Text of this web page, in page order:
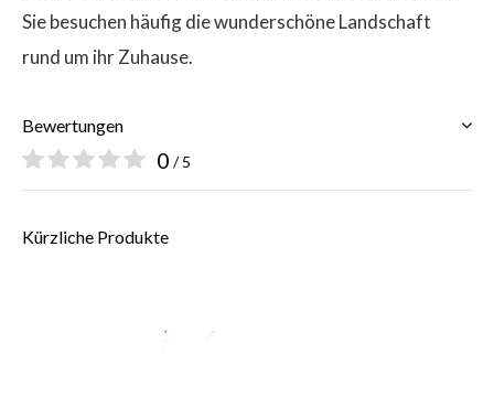
Sie besuchen häufig die wunderschöne Landschaft
rund um ihr Zuhause.
Bewertungen
0 / 5
Kürzliche Produkte